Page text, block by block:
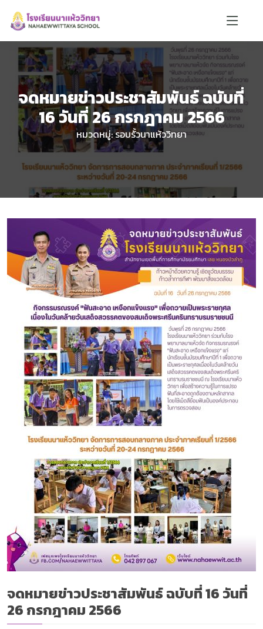
จดหมายข่าวประชาสัมพันธ์ ฉบับที่
16 วันที่ 26 กรกฎาคม 2566
หมวดหมู่: รอบรั้วนาแห้ววิทยา
จดหมายข่าวประชาสัมพันธ์ ฉบับที่ 16 วันที่
26 กรกฎาคม 2566
น้องตาหวาน 🌸
ออนไลน์
🏫 📝 📚 📍 🎨
สวัสดีค่ะ! ตาหวานยินดีต้อนรับ 🌸
ถามเกี่ยวกับโรงเรียนนาแห้ววิทยาได้เลยนะคะ
ตาหวานพร้อมช่วยเหลือทุกคนค่ะ 💜